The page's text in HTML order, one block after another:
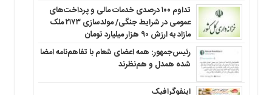
تداوم ۱۰۰ درصدی خدمات مالی و پرداخت‌های
عمومی در شرایط جنگی/ مولدسازی ۲۱۷۳ ملک
مازاد به ارزش ۹۰ هزار میلیارد تومان
رئیس‌جمهور: همه اعضای شعام با تفاهم‌نامه امضا
شده همدل و هم‌نظرند
اینفوگرافیک